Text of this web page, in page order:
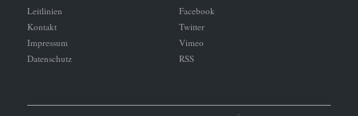
Leitlinien
Kontakt
Impressum
Datenschutz
Facebook
Twitter
Vimeo
RSS